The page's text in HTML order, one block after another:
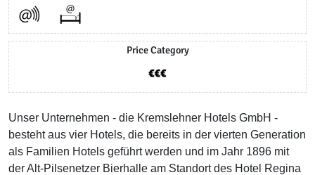
Price Category
Unser Unternehmen - die Kremslehner Hotels GmbH -
besteht aus vier Hotels, die bereits in der vierten Generation
als Familien Hotels geführt werden und im Jahr 1896 mit
der Alt-Pilsenetzer Bierhalle am Standort des Hotel Regina